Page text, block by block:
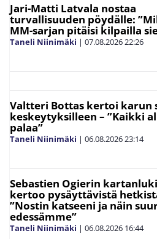
Jari-Matti Latvala nostaa
turvallisuuden pöydälle:
MM-sarjan pitäisi kilpailla
Taneli Niinimäki | 07.08.202622:26
Valtteri Bottas kertoi karun
keskeytyksilleen – ”Kaikki
palaa”
Taneli Niinimäki | 06.08.202623:14
Sebastien Ogierin
kertoo pysäyttävistä
”Nostin katseeni ja näin
edessämme”
Taneli Niinimäki | 06.08.2026 16:44